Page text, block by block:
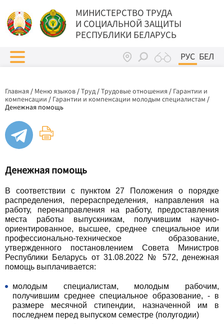
МИНИСТЕРСТВО ТРУДА
И СОЦИАЛЬНОЙ ЗАЩИТЫ
РЕСПУБЛИКИ БЕЛАРУСЬ
РУС БЕЛ
Главная / Меню языков /Труд/Трудовые отношения / Гарантии и
компенсации / Гарантии и компенсации молодым специалистам /
Денежная помощь
Денежная помощь
В соответствии с пунктом 27 Положения о порядке
распределения, перераспределения, направления на
работу, перенаправления на работу, предоставления
места работы выпускникам, получившим научно-
ориентированное, высшее, среднее специальное или
профессионально-техническое образование,
утвержденного постановлением Совета Министров
Республики Беларусь от 31.08.2022 № 572, денежная
помощь выплачивается:
молодым специалистам, молодым рабочим,
получившим среднее специальное образование, - в
размере месячной стипендии, назначенной им в
последнем перед выпуском семестре (полугодии)